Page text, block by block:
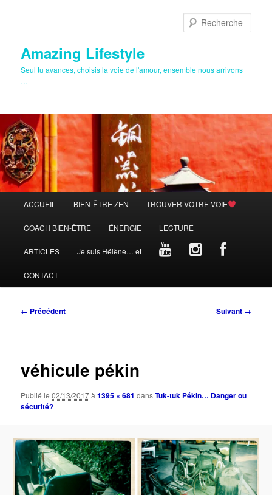
Amazing Lifestyle
Seul tu avances, choisis la voie de l'amour, ensemble nous arrivons
…
principal
ACCUEIL BIEN-ÊTRE ZEN TROUVER VOTRE VOIE
COACH BIEN-ÊTRE ÉNERGIE LECTURE
ARTICLES Je suis Hélène… et
CONTACT
Navigation
← Précédent Suivant →
véhicule pékin
Publié le02/13/2017à1395 × 681 dansTuk-tuk Pékin… Danger ou
sécurité?